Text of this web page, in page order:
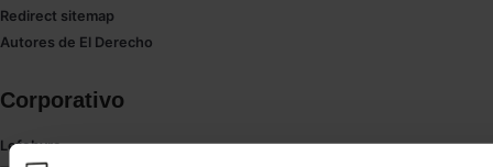
Redirect sitemap
Autores de El Derecho
Corporativo
Lefebvre